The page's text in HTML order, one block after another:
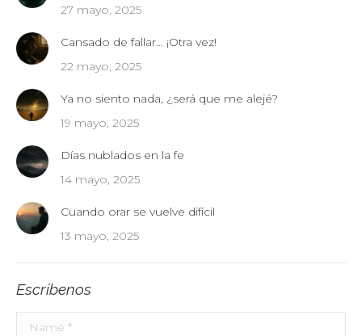
27 mayo, 2025
Cansado de fallar… ¡Otra vez!
22 mayo, 2025
Ya no siento nada, ¿será que me alejé?
19 mayo, 2025
Días nublados en la fe
14 mayo, 2025
Cuando orar se vuelve difícil
13 mayo, 2025
Escríbenos
Name *